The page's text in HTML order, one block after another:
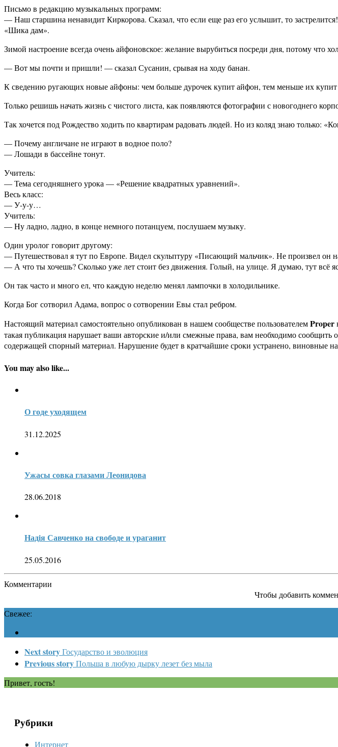
Письмо в редакцию музыкальных программ:
— Наш старшина ненавидит Киркорова. Сказал, что если еще раз его услышит, то
«Шика дам».
Зимой настроение всегда очень айфоновское: желание вырубиться посреди дня, потому что
— Вот мы почти и пришли! — сказал Сусанин, срывая на ходу банан.
К сведению ругающих новые айфоны: чем больше дурочек купит айфон, тем меньше их
Только решишь начать жизнь с чистого листа, как появляются фотографии с новогоднего
Так хочется под Рождество ходить по квартирам радовать людей. Но из коляд знаю только:
— Почему англичане не играют в водное поло?
— Лошади в бассейне тонут.
Учитель:
— Тема сегодняшнего урока — «Решение квадратных уравнений».
Весь класс:
— У-у-у…
Учитель:
— Hу ладно, ладно, в конце немного потанцуем, послушаем музыку.
Один уролог говорит другому:
— Путешествовал я тут по Европе. Видел скульптуру «Писающий мальчик». Не произвел он
— А что ты хочешь? Сколько уже лет стоит без движения. Голый, на улице. Я думаю, тут всё
Он так часто и много ел, что каждую неделю менял лампочки в холодильнике.
Когда Бог сотворил Адама, вопрос о сотворении Евы стал ребром.
Настоящий материал самостоятельно опубликован в нашем сообществе пользователемProper
такая публикация нарушает ваши авторские и/или смежные права, вам необходимо
содержащей спорный материал. Нарушение будет в кратчайшие сроки устранено, виновные
You may also like...
О годе уходящем
31.12.2025
Ужасы совка глазами Леонидова
28.06.2018
Надiя Савченко на свободе и ураганит
25.05.2016
Комментарии
Чтобы добавить
Свежее:
Next storyГосударство и эволюция
Previous storyПольша в любую дырку лезет без мыла
Привет, гость!
Рубрики
Интернет